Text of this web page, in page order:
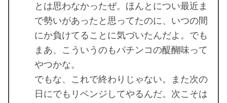
とは思わなかったぜ。ほんとについ最近ま
で勢いがあったと思ってたのに、いつの間
にか負けてることに気づいたんだよ。でも
まあ、こういうのもパチンコの醍醐味って
やつかな。
でもな、これで終わりじゃない。また次の
日にでもリベンジしてやるんだ。次こそは